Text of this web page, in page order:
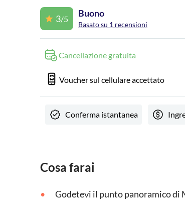
3/5
Buono
Basato su 1 recensioni
Cancellazione gratuita
Voucher sul cellulare accettato
Conferma istantanea
Cosa farai
Godetevi il punto panoramico di